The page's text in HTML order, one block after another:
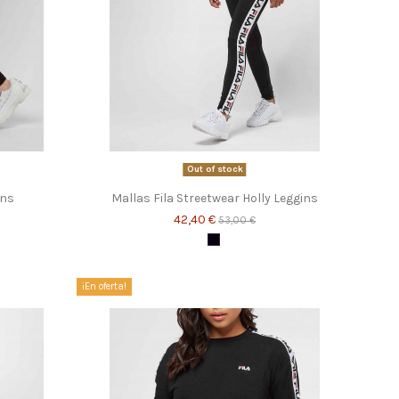
Out of stock
Mallas Fila Streetwear Holly Leggins
42,40 € 53,00 €
Negro
¡En oferta!